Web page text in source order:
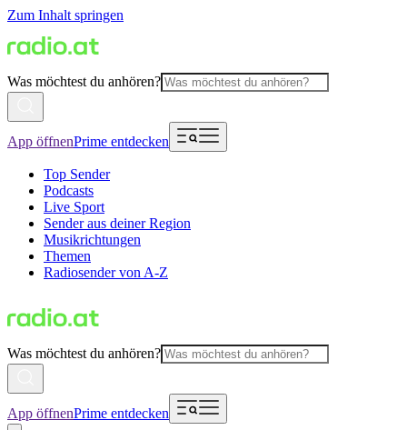
Zum Inhalt springen
Was möchtest du anhören?
App öffnenPrime entdecken
Top Sender
Podcasts
Live Sport
Sender aus deiner Region
Musikrichtungen
Themen
Radiosender von A-Z
Was möchtest du anhören?
App öffnenPrime entdecken